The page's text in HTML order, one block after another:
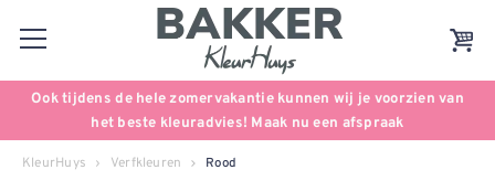
Ook tijdens de hele zomervakantie kunnen wij je voorzien van
het beste kleuradvies! Maak nu een afspraak
KleurHuys Verfkleuren Rood